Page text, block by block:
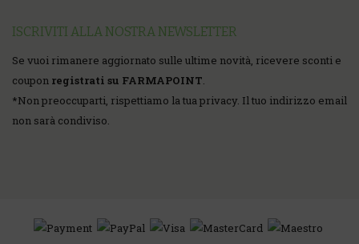
ISCRIVITI ALLA NOSTRA NEWSLETTER
Se vuoi rimanere aggiornato sulle ultime novità, ricevere sconti e
coupon registrati su FARMAPOINT.
*Non preoccuparti, rispettiamo la tua privacy. Il tuo indirizzo email
non sarà condiviso.